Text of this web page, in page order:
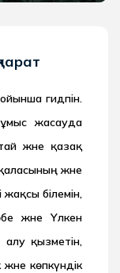
гидпін.
жасауда
және қазақ
және
білемін,
және Үлкен
қызметін,
көпкүндік